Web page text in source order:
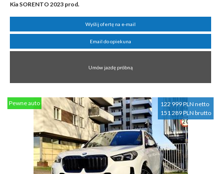
Kia SORENTO 2023 prod.
Wyślij ofertę na e-mail
Email do opiekuna
Umów jazdę próbną
122 999 PLN netto
151 289 PLN brutto
Pewne auto